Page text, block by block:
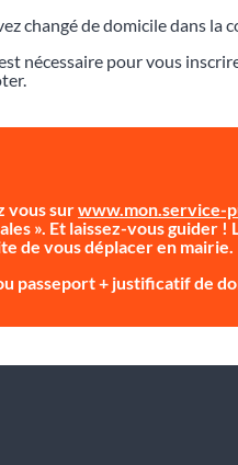
changé de domicile dans la
nécessaire pour vous
vous surwww.mon.service-
». Et laissez-vous guider !
de vous déplacer en mairie.
passeport + justificatif de